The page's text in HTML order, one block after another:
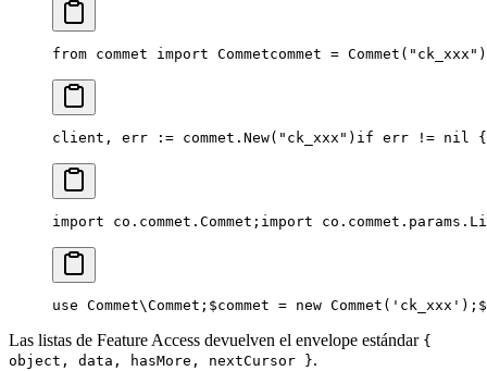
from commet import Commetcommet = Commet("ck_xxx")
client, err := commet.New("ck_xxx") if err != nil {
import co.commet.Commet; import
use Commet\Commet; $commet = new Commet('ck_xxx');
Las listas de Feature Access devuelven el envelope estándar {
object, data, hasMore, nextCursor }.